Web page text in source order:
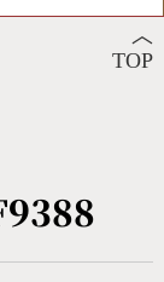
查詢
Service
︿
TOP